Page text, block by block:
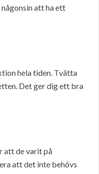
att ha ett
hela tiden. Tvätta
Det ger dig ett bra
att de varit på
att det inte behövs